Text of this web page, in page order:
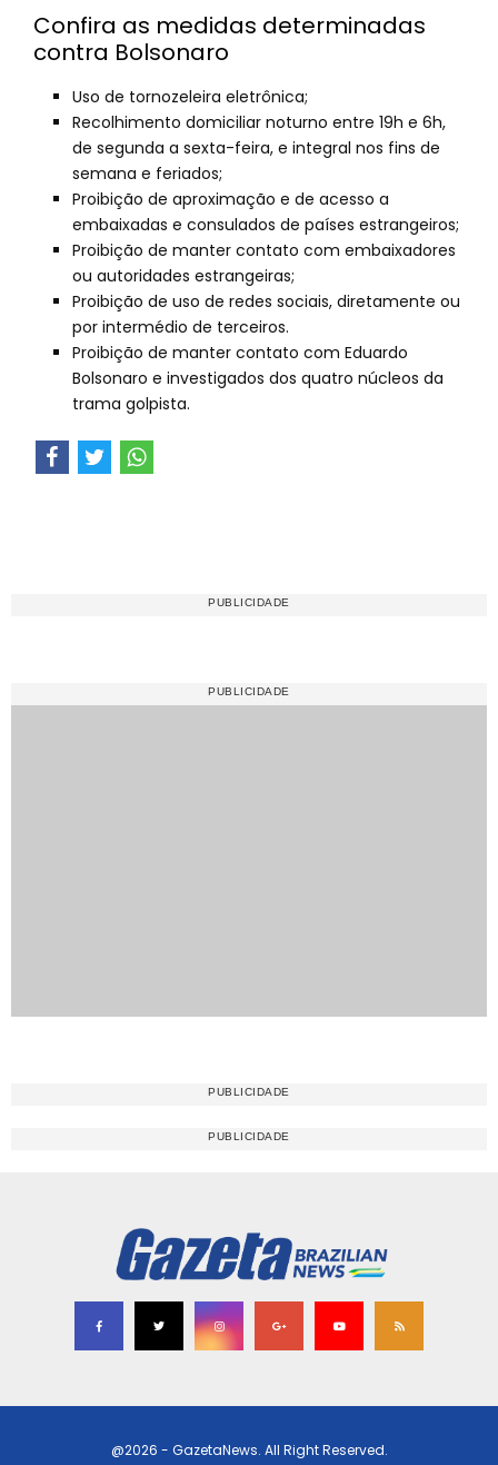
Confira as medidas determinadas
contra Bolsonaro
Uso de tornozeleira eletrônica;
Recolhimento domiciliar noturno entre 19h e 6h,
de segunda a sexta-feira, e integral nos fins de
semana e feriados;
Proibição de aproximação e de acesso a
embaixadas e consulados de países estrangeiros;
Proibição de manter contato com embaixadores
ou autoridades estrangeiras;
Proibição de uso de redes sociais, diretamente ou
por intermédio de terceiros.
Proibição de manter contato com Eduardo
Bolsonaro e investigados dos quatro núcleos da
trama golpista.
@2026 - GazetaNews. All Right Reserved.